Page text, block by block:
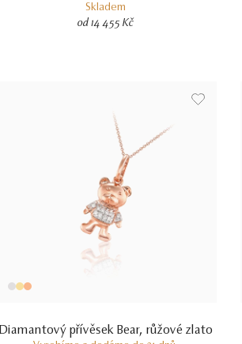
Skladem
od 14 455 Kč
Diamantový přívěsek Bear, růžové zlato